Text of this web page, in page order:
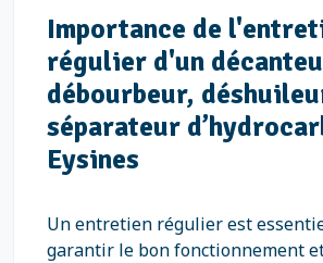
Importance de
régulier d'un
débourbeur,
séparateur
Eysines
Un entretien régulier est
garantir le bon fonctionnement